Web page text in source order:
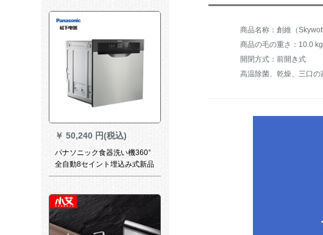
し、6分吸水管を追加しまし
た。
￥ 50,240 円(税込)
パナソニック食器洗い機360°
全自動8セイント埋込み式新品
NP-60 F 1 MSA
商品の毛の重さ：10.0 kg
開閉方式：前開き式